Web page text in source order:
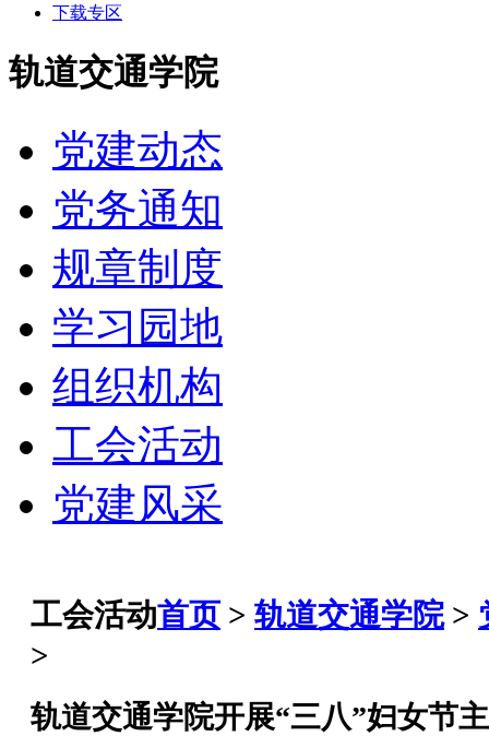
下载专区
轨道交通学院
党建动态
党务通知
规章制度
学习园地
组织机构
工会活动
党建风采
工会活动首页 > 轨道交通学院>
>
轨道交通学院开展“三八”妇女节